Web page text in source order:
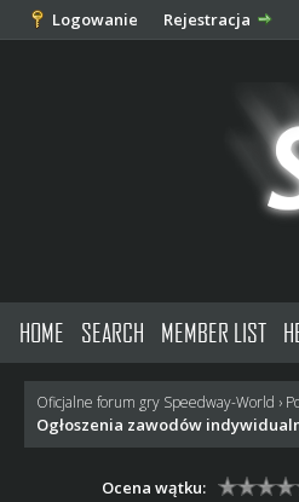
Logowanie Rejestracja
HOME SEARCH MEMBER LIST
Oficjalne forum gry Speedway-World ›
Ogłoszenia zawodów
Ocena wątku: